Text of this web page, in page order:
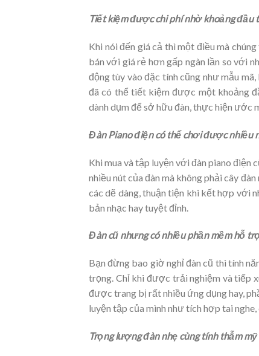
Tiết kiệm được chi phí nhờ khoảng đầu
Khi nói đến giá cả thì một điều mà
bán với giá rẻ hơn gấp ngàn lần so với
động tùy vào đặc tính cũng như mẫu
đã có thể tiết kiệm được một khoảng
dành dụm để sở hữu đàn, thực hiện ước
Đàn Piano điện có thể chơi được nhiều
Khi mua và tập luyện với đàn piano điện
nhiều nút của đàn mà không phải cây
các dẽ dàng, thuận tiện khi kết hợp với
bản nhạc hay tuyệt đỉnh.
Đàn cũ nhưng có nhiều phần mềm hỗ
Bạn đừng bao giờ nghỉ đàn cũ thì tính
trọng. Chỉ khi được trải nghiệm và tiếp
được trang bị rất nhiều ứng dụng hay,
luyện tập của mình như tích hợp tai
Trọng lượng đàn nhẹ cùng tính thẫm